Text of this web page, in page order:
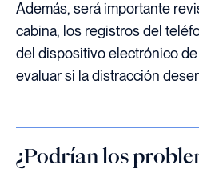
Además, será importante
cabina, los registros del
del dispositivo electrónico
evaluar si la distracción
¿Podrían los